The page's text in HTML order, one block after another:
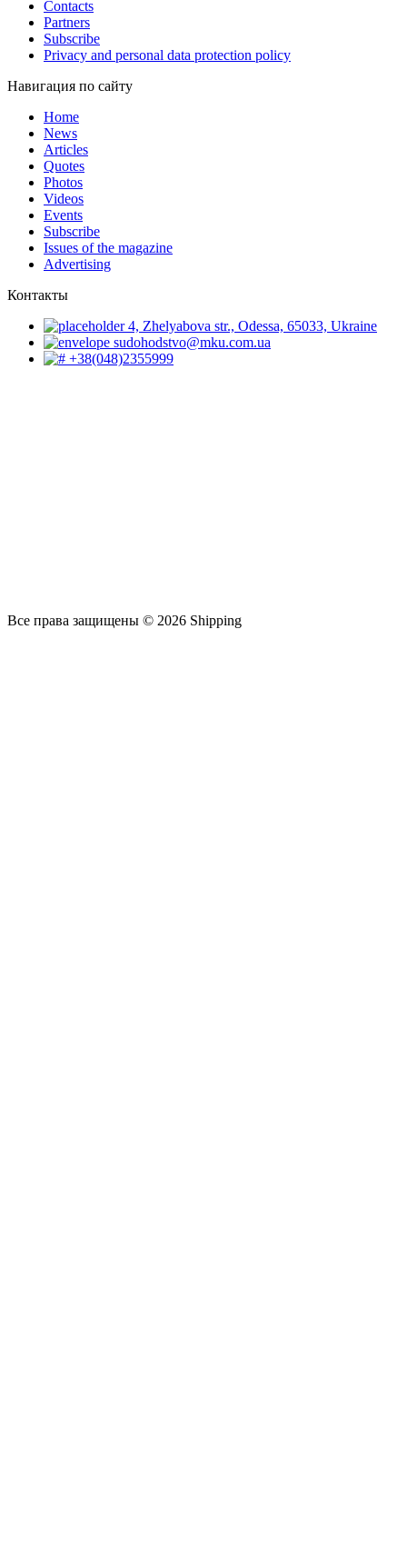
Contacts
Partners
Subscribe
Privacy and personal data protection policy
Навигация по сайту
Home
News
Articles
Quotes
Photos
Videos
Events
Subscribe
Issues of the magazine
Advertising
Контакты
4, Zhelyabova str., Odessa, 65033, Ukraine
sudohodstvo@mku.com.ua
+38(048)2355999
Все права защищены © 2026 Shipping